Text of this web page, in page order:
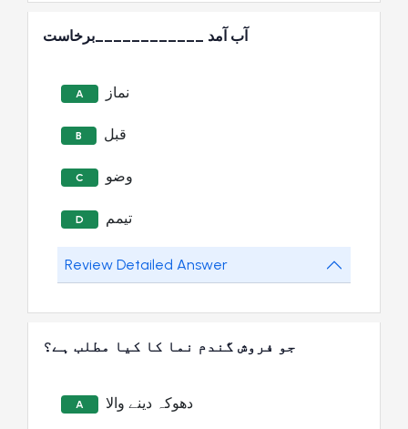
آب آمد ____________برخاست
A نماز
B قبل
C وضو
D تیمم
Review Detailed Answer
جو فروش گندم نما کا کیا مطلب ہے؟
A دھوکہ دینے والا